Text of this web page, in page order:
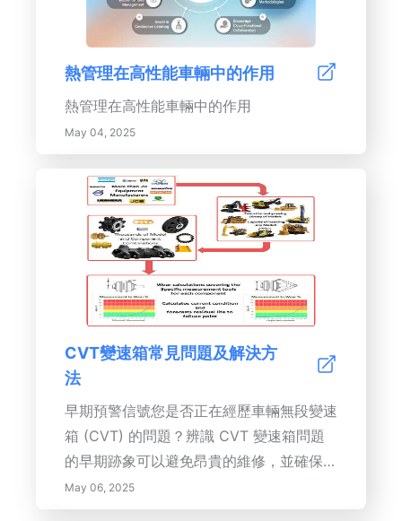
熱管理在高性能車輛中的作用
熱管理在高性能車輛中的作用
May 04, 2025
CVT變速箱常見問題及解決方
法
早期預警信號您是否正在經歷車輛無段變速
箱 (CVT) 的問題？辨識 CVT 變速箱問題
的早期跡象可以避免昂貴的維修，並確保您
的車輛...
May 06, 2025